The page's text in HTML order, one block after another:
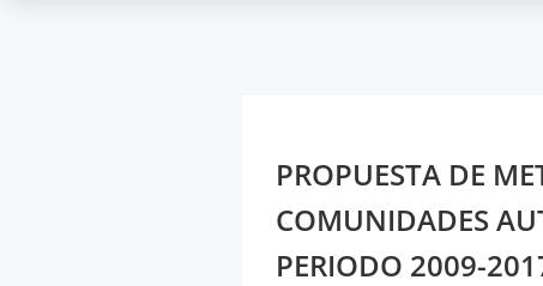
PROPUESTA DE
COMUNIDADES
PERIODO 2009-